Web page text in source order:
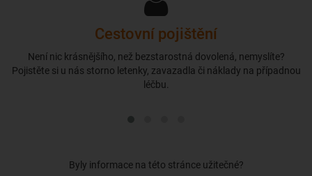
Cestovní pojištění
Není nic krásnějšího, než bezstarostná dovolená, nemyslíte?
Pojistěte si u nás storno letenky, zavazadla či náklady na případnou
léčbu.
Byly informace na této stránce užitečné?